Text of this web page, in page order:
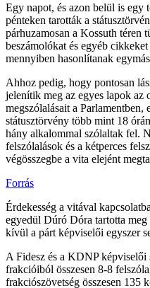
Egy napot, és azon belül is egy
pénteken tarották a
párhuzamosan a Kossuth téren
beszámolókat és egyéb
mennyiben hasonlítanak
Ahhoz pedig, hogy pontosan
jelenítik meg az egyes lapok az
megszólalásait a Parlamentben,
státusztörvény több mint 18
hány alkalommal szólaltak fel.
felszólalások és a kétperces
végösszegbe a vita elejént
Forrás
Érdekesség a vitával
egyedül Dúró Dóra tartotta
kívül a párt képviselői egyszer
A Fidesz és a KDNP
frakcióiból összesen 8-8
frakciószövetség összesen 135